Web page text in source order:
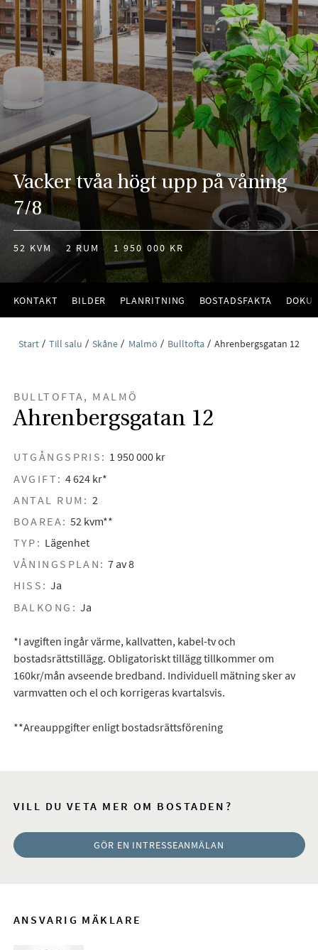
Vacker tvåa högt upp på våning
7/8
52 KVM 2 RUM 1 950 000 KR
KONTAKT BILDER PLANRITNING BOSTADSFAKTA
Start Till salu Skåne Malmö Bulltofta Ahrenbergsgatan 12
BULLTOFTA, MALMÖ
Ahrenbergsgatan 12
UTGÅNGSPRIS: 1 950 000 kr
AVGIFT: 4 624 kr*
ANTAL RUM: 2
BOAREA: 52 kvm**
TYP: Lägenhet
VÅNINGSPLAN: 7 av 8
HISS: Ja
BALKONG: Ja
*I avgiften ingår värme, kallvatten, kabel-tv och
bostadsrättstillägg. Obligatoriskt tillägg tillkommer om
160kr/mån avseende bredband. Individuell mätning sker av
varmvatten och el och korrigeras kvartalsvis.
**Areauppgifter enligt bostadsrättsförening
VILL DU VETA MER OM BOSTADEN?
GÖR EN INTRESSEANMÄLAN
ANSVARIG MÄKLARE